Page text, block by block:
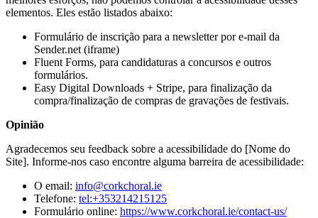
elementos. Eles estão listados abaixo:
Formulário de inscrição para a newsletter por e-mail da
Sender.net (iframe)
Fluent Forms, para candidaturas a concursos e outros
formulários.
Easy Digital Downloads + Stripe, para finalização da
compra/finalização de compras de gravações de festivais.
Opinião
Agradecemos seu feedback sobre a acessibilidade do [Nome do
Site]. Informe-nos caso encontre alguma barreira de acessibilidade:
O email: info@corkchoral.ie
Telefone: tel:+353214215125
Formulário online: https://www.corkchoral.ie/contact-us/